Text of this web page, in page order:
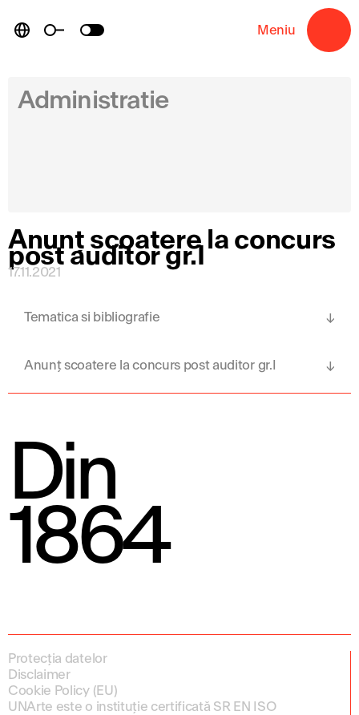
content
Meniu
Administratie
Anunț scoatere la concurs
post auditor gr.I
17.11.2021
Tematica si bibliografie
Anunț scoatere la concurs post auditor gr.I
Din
1864
Protecția datelor
Disclaimer
Cookie Policy (EU)
UNArte este o instituție certificată SR EN ISO